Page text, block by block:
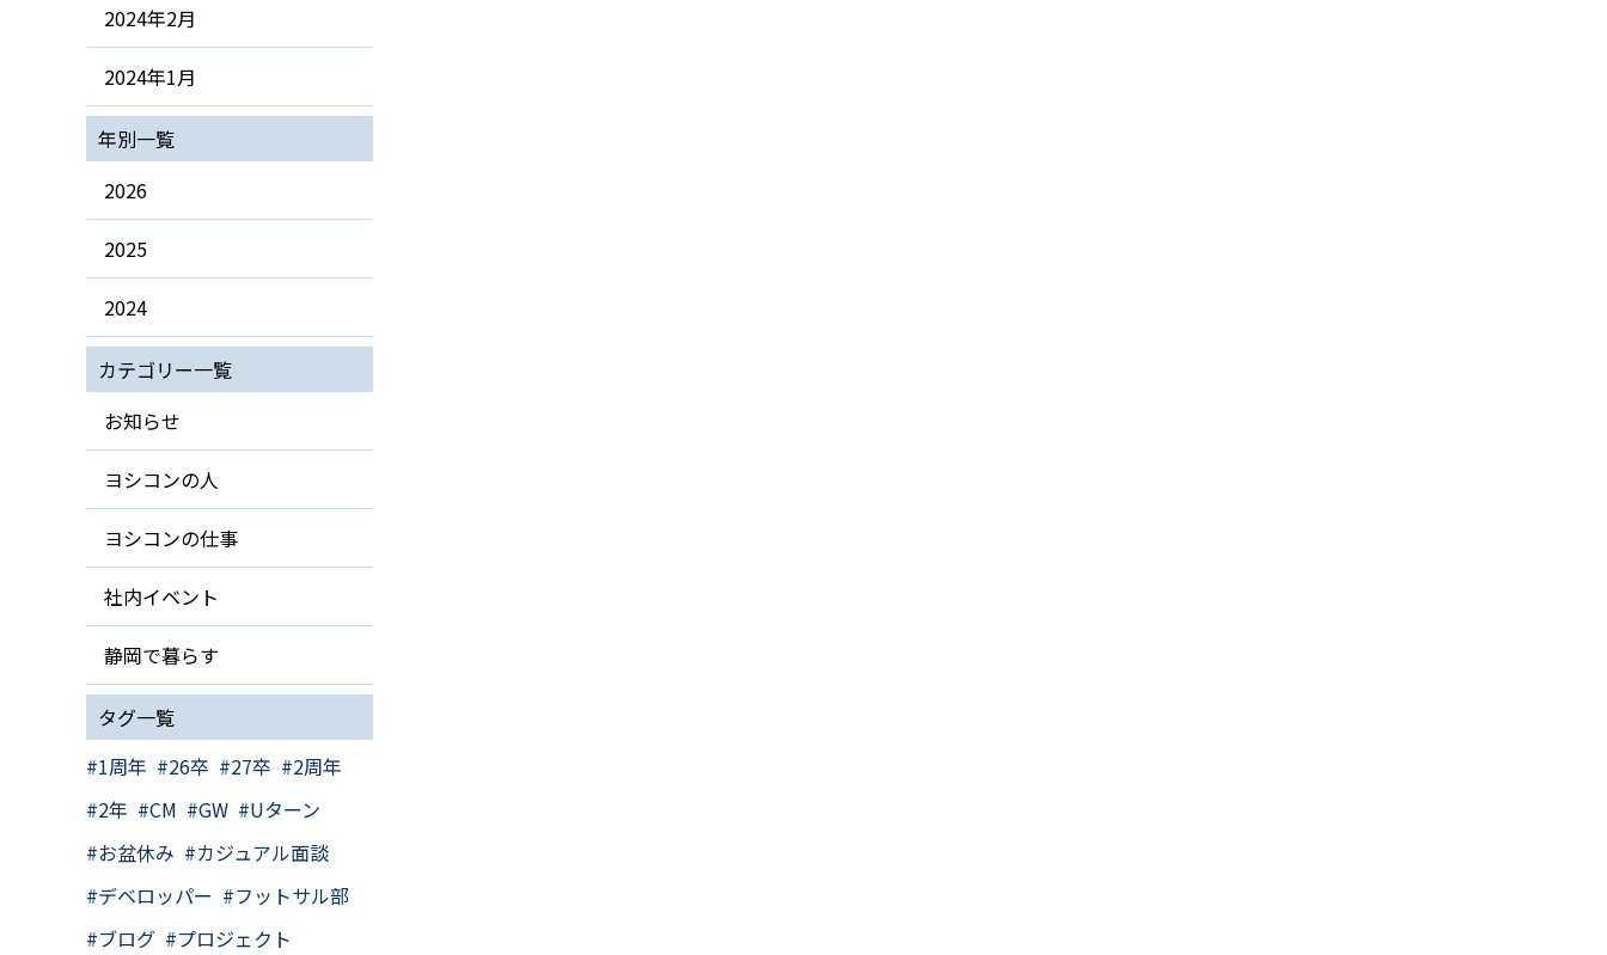
2024年2月
2024年1月
年別一覧
2026
2025
2024
カテゴリー一覧
お知らせ
ヨシコンの人
ヨシコンの仕事
社内イベント
静岡で暮らす
タグ一覧
1周年
26卒 27卒
2周年
2年
CM GW
Uターン
お盆休み
カジュアル面談
デベロッパー
フットサル部
ブログ
プロジェクト